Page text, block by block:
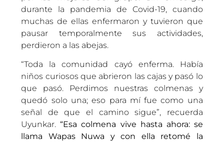
durante la pandemia de Covid-19, cuando
muchas de ellas enfermaron y tuvieron que
pausar temporalmente sus actividades,
perdieron a las abejas.
“Toda la comunidad cayó enferma. Había
niños curiosos que abrieron las cajas y pasó lo
que pasó. Perdimos nuestras colmenas y
quedó solo una; eso para mí fue como una
señal de que el camino sigue”, recuerda
Uyunkar. “Esa colmena vive hasta ahora: se
llama Wapas Nuwa y con ella retomé la